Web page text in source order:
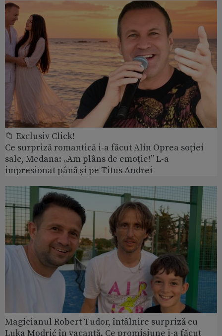
📁 Exclusiv Click!
Ce surpriză romantică i-a făcut Alin Oprea soției
sale, Medana: „Am plâns de emoție!” L-a
impresionat până și pe Titus Andrei
Magicianul Robert Tudor, întâlnire surpriză cu
Luka Modrić în vacanță. Ce promisiune i-a făcut